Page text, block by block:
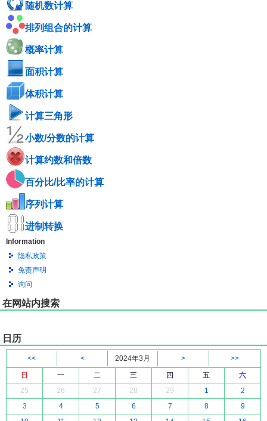
随机数计算
排列组合的计算
概率计算
面积计算
体积计算
计算三角形
小数/分数的计算
计算约数和倍数
百分比/比率的计算
序列计算
进制转换
Information
隐私政策
免责声明
询问
在网站内搜索
日历
<< < 2024年3月 >
>>
日
一 二 三 四 五
六
25
26 27 28 29 1
2
3
4 5 6 7 8
9